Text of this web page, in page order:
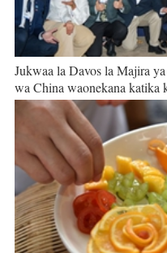
Jukwaa la Davos la Majira
wa China waonekana katika